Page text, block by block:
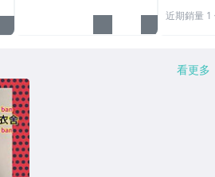
近期銷量 1
看更多